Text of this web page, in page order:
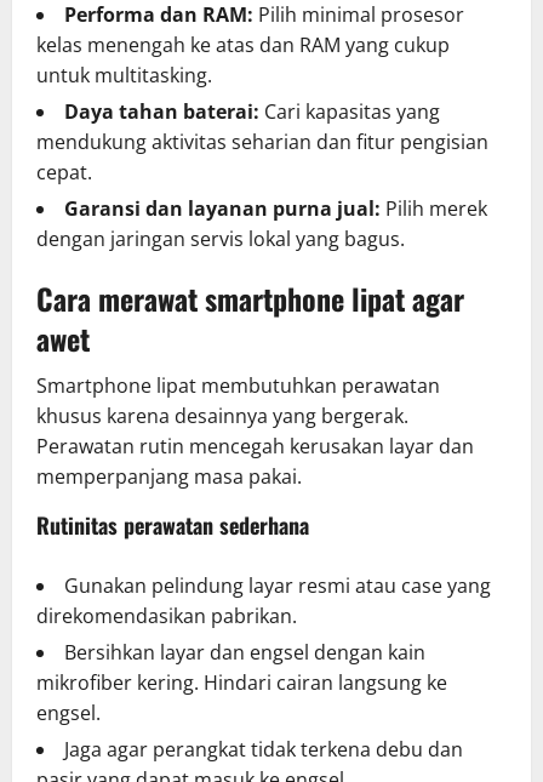
Performa dan RAM: Pilih minimal prosesor
kelas menengah ke atas dan RAM yang cukup
untuk multitasking.
Daya tahan baterai: Cari kapasitas yang
mendukung aktivitas seharian dan fitur pengisian
cepat.
Garansi dan layanan purna jual: Pilih merek
dengan jaringan servis lokal yang bagus.
Cara merawat smartphone lipat agar
awet
Smartphone lipat membutuhkan perawatan
khusus karena desainnya yang bergerak.
Perawatan rutin mencegah kerusakan layar dan
memperpanjang masa pakai.
Rutinitas perawatan sederhana
Gunakan pelindung layar resmi atau case yang
direkomendasikan pabrikan.
Bersihkan layar dan engsel dengan kain
mikrofiber kering. Hindari cairan langsung ke
engsel.
Jaga agar perangkat tidak terkena debu dan